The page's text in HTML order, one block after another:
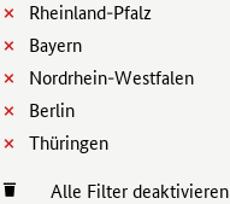
Rheinland-Pfalz
Bayern
Nordrhein-Westfalen
Berlin
Thüringen
Alle Filter deaktivieren